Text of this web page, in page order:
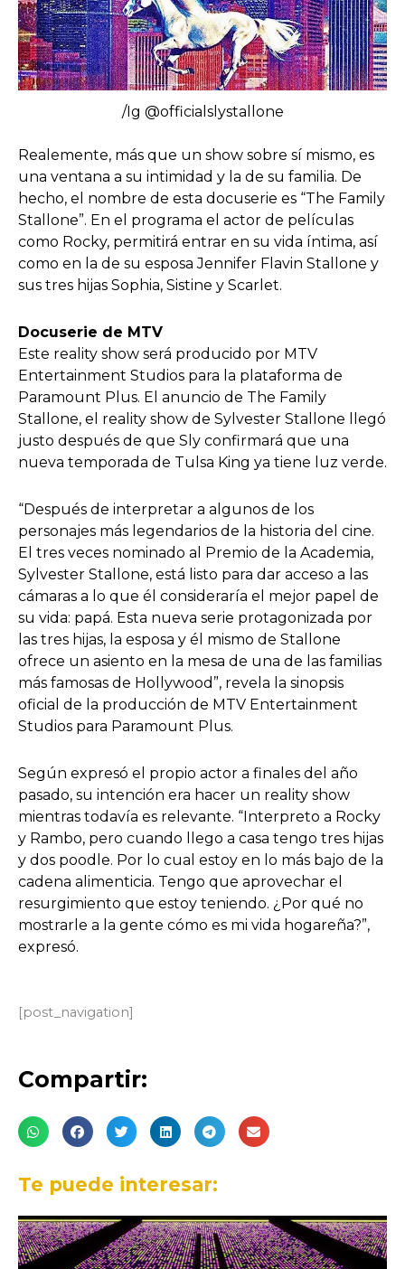
/Ig @officialslystallone
Realemente, más que un show sobre sí mismo, es
una ventana a su intimidad y la de su familia. De
hecho, el nombre de esta docuserie es “The Family
Stallone”. En el programa el actor de películas
como Rocky, permitirá entrar en su vida íntima, así
como en la de su esposa Jennifer Flavin Stallone y
sus tres hijas Sophia, Sistine y Scarlet.
Docuserie de MTV
Este reality show será producido por MTV
Entertainment Studios para la plataforma de
Paramount Plus. El anuncio de The Family
Stallone, el reality show de Sylvester Stallone llegó
justo después de que Sly confirmará que una
nueva temporada de Tulsa King ya tiene luz verde.
“Después de interpretar a algunos de los
personajes más legendarios de la historia del cine.
El tres veces nominado al Premio de la Academia,
Sylvester Stallone, está listo para dar acceso a las
cámaras a lo que él consideraría el mejor papel de
su vida: papá. Esta nueva serie protagonizada por
las tres hijas, la esposa y él mismo de Stallone
ofrece un asiento en la mesa de una de las familias
más famosas de Hollywood”, revela la sinopsis
oficial de la producción de MTV Entertainment
Studios para Paramount Plus.
Según expresó el propio actor a finales del año
pasado, su intención era hacer un reality show
mientras todavía es relevante. “Interpreto a Rocky
y Rambo, pero cuando llego a casa tengo tres hijas
y dos poodle. Por lo cual estoy en lo más bajo de la
cadena alimenticia. Tengo que aprovechar el
resurgimiento que estoy teniendo. ¿Por qué no
mostrarle a la gente cómo es mi vida hogareña?”,
expresó.
[post_navigation]
Compartir:
Te puede interesar: